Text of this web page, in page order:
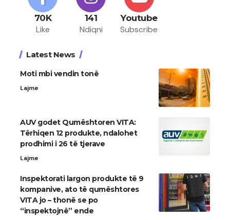
70K
Like
141
Ndiqni
Youtube
Subscribe
Latest News
Moti mbi vendin tonë
Lajme
AUV godet Qumështoren VITA:
Tërhiqen 12 produkte, ndalohet
prodhimi i 26 të tjerave
Lajme
Inspektorati largon produkte të 9
kompanive, ato të qumështores
VITA jo – thonë se po
“inspektojnë” ende